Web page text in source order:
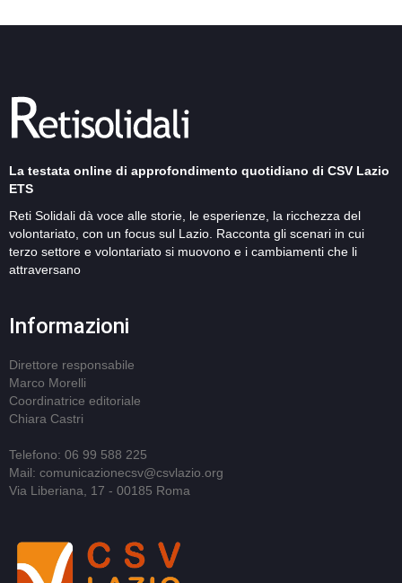
La testata online di approfondimento quotidiano di CSV Lazio
ETS
Reti Solidali dà voce alle storie, le esperienze, la ricchezza del
volontariato, con un focus sul Lazio. Racconta gli scenari in cui
terzo settore e volontariato si muovono e i cambiamenti che li
attraversano
Informazioni
Direttore responsabile
Marco Morelli
Coordinatrice editoriale
Chiara Castri
Telefono: 06 99 588 225
Mail: comunicazionecsv@csvlazio.org
Via Liberiana, 17 - 00185 Roma